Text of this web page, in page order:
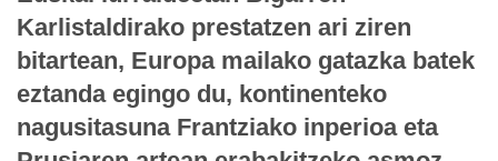
Karlistaldirako prestatzen ari ziren
bitartean, Europa mailako gatazka batek
eztanda egingo du, kontinenteko
nagusitasuna Frantziako inperioa eta